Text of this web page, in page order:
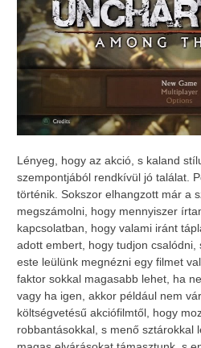
Lényeg, hogy az akció, s kaland
szempontjából rendkívül jó találat.
történik. Sokszor elhangzott már a
megszámolni, hogy mennyiszer
kapcsolatban, hogy valami iránt
adott embert, hogy tudjon csalódni,
este leülünk megnézni egy filmet
faktor sokkal magasabb lehet, ha
vagy ha igen, akkor például nem
költségvetésű akciófilmtől, hogy
robbantásokkal, s menő sztárokkal